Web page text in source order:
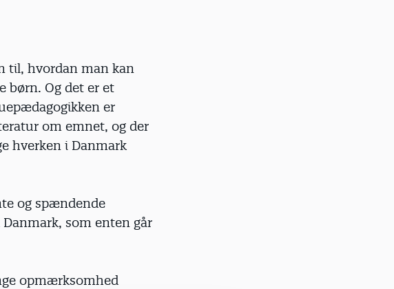
til, hvordan man kan
børn. Og det er et
er
om emnet, og der
hverken i Danmark
og spændende
som enten går
opmærksomhed